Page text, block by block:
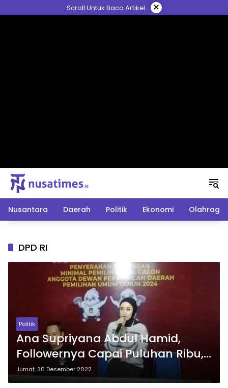
ke
Scroll Untuk Baca Artikel ×
Nusantara Daerah Politik Ekonomi Olahraga
DPD RI
Politik
Ana Supriyana Abdul Hamid,
Followernya Capai Puluhan Ribu,
Influencer Cantik Asal Gorontalo
Ini Daftar di DPD
Jumat, 30 Desember 2022